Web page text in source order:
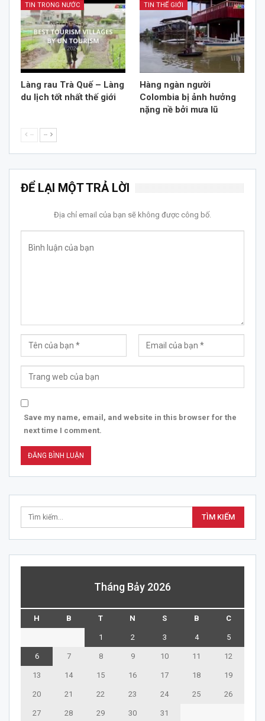
TIN TRONG NƯỚC
Làng rau Trà Quế – Làng
du lịch tốt nhất thế giới
TIN THẾ GIỚI
Hàng ngàn người
Colombia bị ảnh hưởng
nặng nề bởi mưa lũ
-- --
ĐỂ LẠI MỘT TRẢ LỜI
Địa chỉ email của bạn sẽ không được công bố.
Save my name, email, and website in this browser for the
next time I comment.
Tháng Bảy 2026
H B T N S B C
1 2 3 4 5
6 7 8 9 10 11 12
13 14 15 16 17 18 19
20 21 22 23 24 25 26
27 28 29 30 31